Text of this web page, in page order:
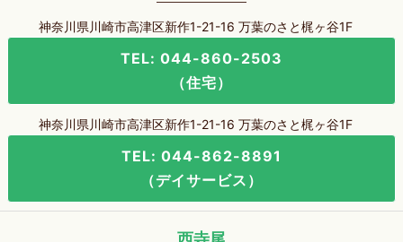
神奈川県川崎市高津区新作1-21-16 万葉のさと梶ヶ谷1F
TEL: 044-860-2503
（住宅）
神奈川県川崎市高津区新作1-21-16 万葉のさと梶ヶ谷1F
TEL: 044-862-8891
（デイサービス）